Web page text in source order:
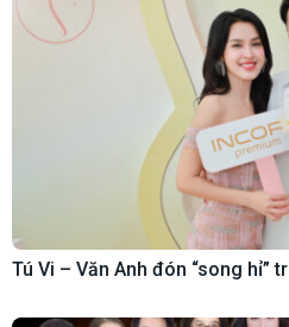
Tú Vi – Văn Anh đón “song hỉ”